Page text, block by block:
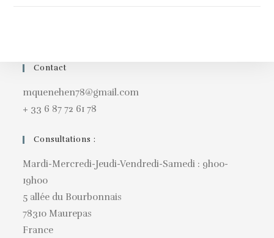
Contact
mquenehen78@gmail.com
+ 33 6 87 72 61 78
Consultations :
Mardi-Mercredi-Jeudi-Vendredi-Samedi : 9h00-
19h00
5 allée du Bourbonnais
78310 Maurepas
France